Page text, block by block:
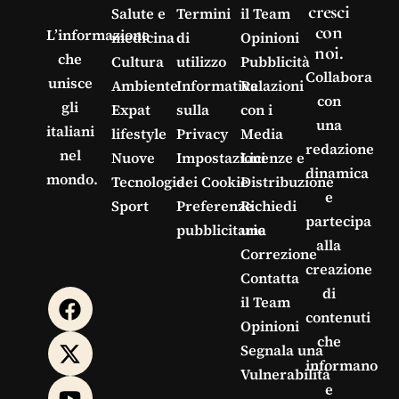
L’informazione
che
unisce
gli
italiani
nel
mondo.
Salute e
medicina
Cultura
Ambiente
Expat
lifestyle
Nuove
Tecnologie
Sport
Termini
di
utilizzo
Informativa
sulla
Privacy
Impostazioni
dei Cookie
Preferenze
pubblicitarie
il Team
Opinioni
Pubblicità
Relazioni
con i
Media
Licenze e
Distribuzione
Richiedi
una
Correzione
Contatta
il Team
Opinioni
Segnala una
Vulnerabilità
cresci
con
noi.
Collabora
con
una
redazione
dinamica
e
partecipa
alla
creazione
di
contenuti
che
informano
e